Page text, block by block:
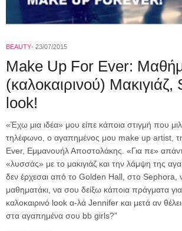
BEAUTY 23/07/2015
Make Up For Ever:
(καλοκαιρινού)
look!
«Έχω μια ιδέα» μου είπε κάποια στιγμή που
τηλέφωνο, ο αγαπημένος μου make up artist,
Ever, Εμμανουήλ Αποστολάκης. «Για πε»
«λυσσάς» με το μακιγιάζ και την λάμψη της
δεν έρχεσαι από το Golden Hall, στο Sephora,
μαθηματάκι, να σου δείξω κάποια πράγματα
καλοκαιρινό look α-λά Jennifer και μετά αν
στα αγαπημένα σου bb girls?”